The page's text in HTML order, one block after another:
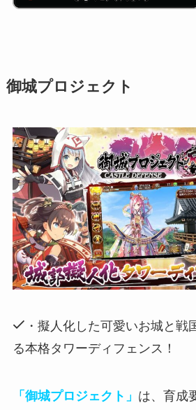
御城プロジェクト
・擬人化した可愛いお城と戦
る本格タワーディフェンス！
「御城プロジェクト」 は、育成